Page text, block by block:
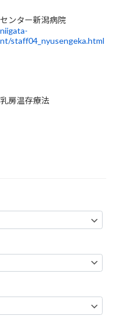
ンター新潟病院
staff04_nyusengeka.html
房温存療法